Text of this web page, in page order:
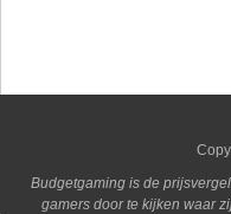
Budgetgaming is de
gamers door te kijken waar